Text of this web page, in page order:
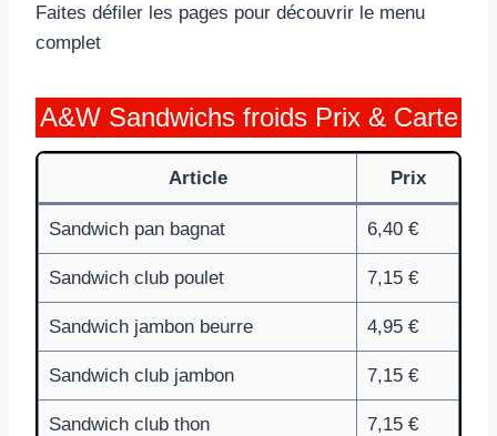
Faites défiler les pages pour découvrir le menu
complet
A&W Sandwichs froids Prix & Carte
Article Prix
Sandwich pan bagnat 6,40 €
Sandwich club poulet 7,15 €
Sandwich jambon beurre 4,95 €
Sandwich club jambon 7,15 €
Sandwich club thon 7,15 €